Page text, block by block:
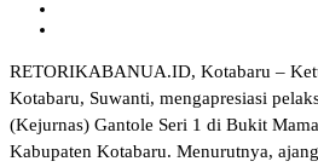
RETORIKABANUA.ID, Kotabaru –
Kotabaru, Suwanti, mengapresiasi
(Kejurnas) Gantole Seri 1 di Bukit
Kabupaten Kotabaru. Menurutnya,